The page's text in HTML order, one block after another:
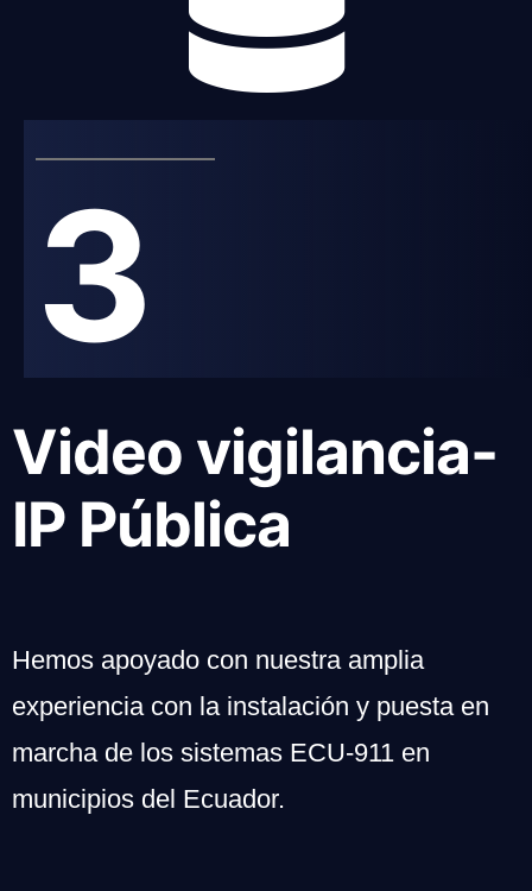
3
Video vigilancia-
IP Pública
Hemos apoyado con nuestra amplia
experiencia con la instalación y puesta en
marcha de los sistemas ECU-911 en
municipios del Ecuador.